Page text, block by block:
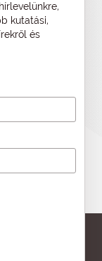
kutatási,
és